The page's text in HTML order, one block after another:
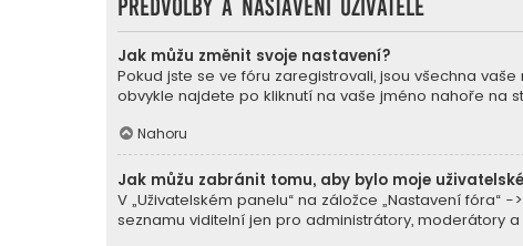
Předvolby a nastavení uživatele
Jak můžu změnit svoje nastavení?
Pokud jste se ve fóru zaregistrovali, jsou všechna
obvykle najdete po kliknutí na vaše jméno nahoře na
Nahoru
Jak můžu zabránit tomu, aby bylo moje
V „Uživatelském panelu“ na záložce „Nastavení fóra“
seznamu viditelní jen pro administrátory, moderátory